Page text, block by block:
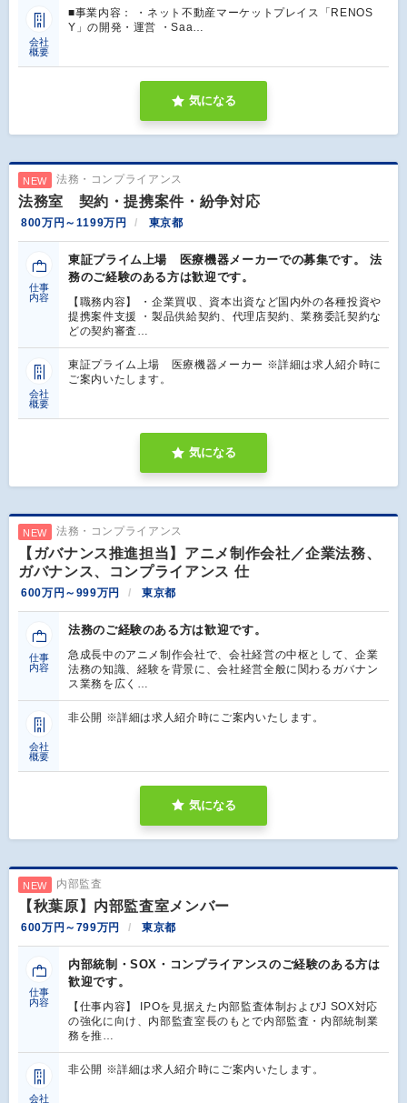
会社
概要
■事業内容： ・ネット不動産マーケットプレイス「RENOS
Y」の開発・運営 ・Saa…
気になる
NEW 法務・コンプライアンス
法務室 契約・提携案件・紛争対応
800万円～1199万円 東京都
仕事
内容
東証プライム上場 医療機器メーカーでの募集です。 法
務のご経験のある方は歓迎です。
【職務内容】 ・企業買収、資本出資など国内外の各種投資や
提携案件支援 ・製品供給契約、代理店契約、業務委託契約な
どの契約審査…
会社
概要
東証プライム上場 医療機器メーカー ※詳細は求人紹介時に
ご案内いたします。
気になる
NEW 法務・コンプライアンス
【ガバナンス推進担当】アニメ制作会社／企業法務、
ガバナンス、コンプライアンス 仕
600万円～999万円 東京都
仕事
内容
法務のご経験のある方は歓迎です。
急成長中のアニメ制作会社で、会社経営の中枢として、企業
法務の知識、経験を背景に、会社経営全般に関わるガバナン
ス業務を広く…
会社
概要
非公開 ※詳細は求人紹介時にご案内いたします。
気になる
NEW 内部監査
【秋葉原】内部監査室メンバー
600万円～799万円 東京都
仕事
内容
内部統制・SOX・コンプライアンスのご経験のある方は
歓迎です。
【仕事内容】 IPOを見据えた内部監査体制およびJ SOX対応
の強化に向け、内部監査室長のもとで内部監査・内部統制業
務を推…
会社
非公開 ※詳細は求人紹介時にご案内いたします。